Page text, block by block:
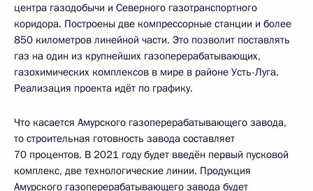
центра газодобычи и Северного газотранспортного
коридора. Построены две компрессорные станции и более
850 километров линейной части. Это позволит поставлять
газ на один из крупнейших газоперерабатывающих,
газохимических комплексов в мире в районе Усть-Луга.
Реализация проекта идёт по графику.
Что касается Амурского газоперерабатывающего завода,
то строительная готовность завода составляет
70 процентов. В 2021 году будет введён первый пусковой
комплекс, две технологические линии. Продукция
Амурского газоперерабатывающего завода будет